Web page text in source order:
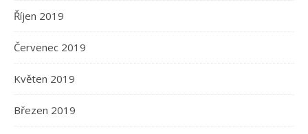
Říjen 2019
Červenec 2019
Květen 2019
Březen 2019